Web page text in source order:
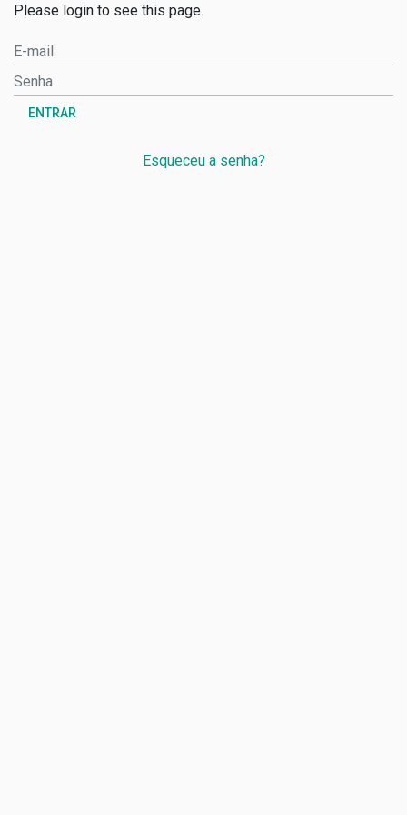
Please login to see this page.
ENTRAR
Esqueceu a senha?